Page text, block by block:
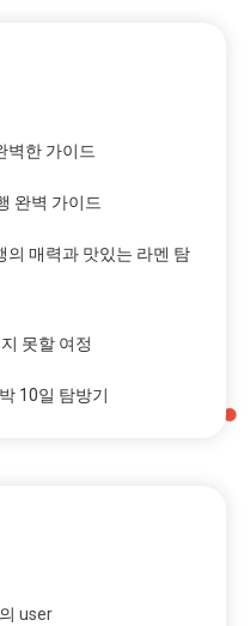
벽한 가이드
완벽 가이드
의 매력과 맛있는 라멘 탐
못할 여정
10일 탐방기
의 user